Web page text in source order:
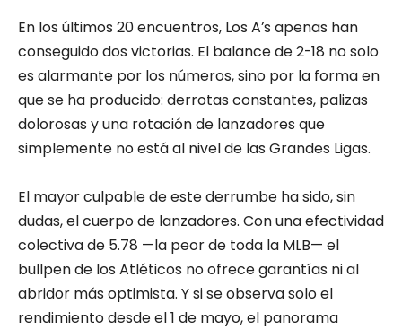
En los últimos 20 encuentros, Los A’s apenas han
conseguido dos victorias. El balance de 2-18 no solo
es alarmante por los números, sino por la forma en
que se ha producido: derrotas constantes, palizas
dolorosas y una rotación de lanzadores que
simplemente no está al nivel de las Grandes Ligas.
El mayor culpable de este derrumbe ha sido, sin
dudas, el cuerpo de lanzadores. Con una efectividad
colectiva de 5.78 —la peor de toda la MLB— el
bullpen de los Atléticos no ofrece garantías ni al
abridor más optimista. Y si se observa solo el
rendimiento desde el 1 de mayo, el panorama